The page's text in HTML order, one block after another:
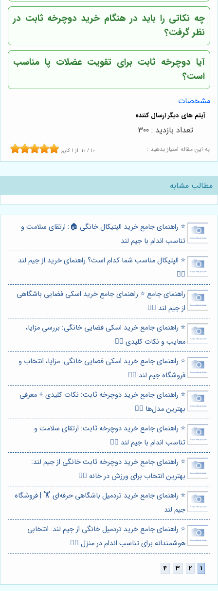
چه نکاتی را باید در هنگام خرید دوچرخه ثابت در
نظر گرفت؟
آیا دوچرخه ثابت برای تقویت عضلات پا مناسب
است؟
مشخصات
به این مقاله امتیاز بدهید : 10 / 10 از1 کاربر
تعداد بازدید : 300
مطالب مشابه
⭐️ راهنمای جامع خرید الپتیکال خانگی 🏠: ارتقای سلامت و
تناسب اندام با جیم لند
⭐️ الپتیکال مناسب شما کدام است؟ راهنمای خرید از جیم لند
🏃‍♀️
راهنمای جامع ⭐️ راهنمای جامع خرید اسکی فضایی باشگاهی
از جیم لند 🏋️‍♀️
⭐️ راهنمای جامع خرید اسکی فضایی خانگی: بررسی مزایا،
معایب و نکات کلیدی 🏋️‍♀️
⭐️ راهنمای جامع خرید اسکی فضایی خانگی: مزایا، انتخاب و
فروشگاه جیم لند 🏃‍♀️
⭐️ راهنمای جامع خرید دوچرخه ثابت: نکات کلیدی + معرفی
بهترین مدل‌ها 🚴‍♀️
⭐️ راهنمای جامع خرید دوچرخه ثابت: ارتقای سلامت و
تناسب اندام با جیم لند 🚴‍♀️
⭐️ راهنمای جامع خرید دوچرخه ثابت خانگی از جیم لند:
بهترین انتخاب برای ورزش در خانه 🚴‍♀️
⭐️ راهنمای جامع خرید تردمیل باشگاهی حرفه‌ای 🏋️ | فروشگاه
جیم لند
⭐️ راهنمای جامع خرید تردمیل خانگی از جیم لند: انتخابی
هوشمندانه برای تناسب اندام در منزل 🏃‍♀️